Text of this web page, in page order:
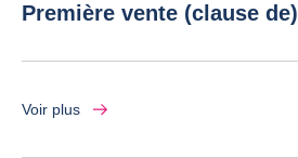
Première vente (clause de)
Voir plus